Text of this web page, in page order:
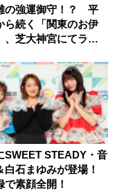
の強運御守！？ 平
ら続く「関東のお伊
、芝大神宮にてラン
合格祈願！
SWEET STEADY・音
白石まゆみが登場！
で素顔全開！